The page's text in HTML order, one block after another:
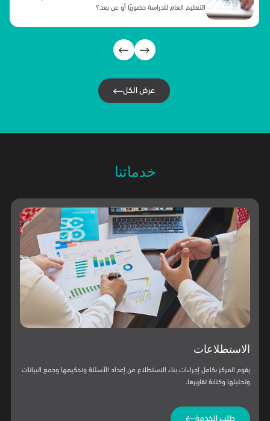
بعد خمس سنوات من تطبيق رؤية المملكة ٢٠٣٠.
عرض الكل
خدماتنا
الاستشارات
يقدم المركز استشارات متكاملة في بناء الاستطلاعات والتأكد من مصداقية جمع
البيانات وتحليل نتائجها. كما يقدم المركز استشاراته في التقارير والدراسات العلمية التي
طلب الخدمة